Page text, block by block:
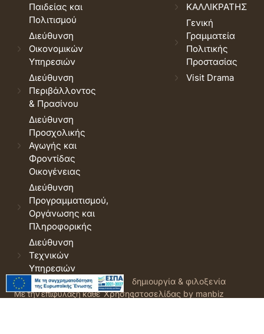
Παιδείας και
Πολιτισμού
Διεύθυνση
Οικονομικών
Υπηρεσιών
Διεύθυνση
Περιβάλλοντος
& Πρασίνου
Διεύθυνση
Προσχολικής
Αγωγής και
Φροντίδας
Οικογένειας
Διεύθυνση
Προγραμματισμού,
Οργάνωσης και
Πληροφορικής
Διεύθυνση
Τεχνικών
Υπηρεσιών
ΚΑΛΛΙΚΡΑΤΗΣ
Γενική
Γραμματεία
Πολιτικής
Προστασίας
Visit Drama
© 2026 Δήμος Δράμας.
Με την επιφύλαξη κάθε
Όροι
Χρήσης
δημιουργία & φιλοξενία
ιστοσελίδας by manbiz